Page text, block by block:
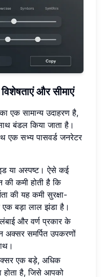
और सीमाएं
एक सामान्य उदाहरण है,
बंडल किया जाता है।
सभ्य पासवर्ड जनरेटर
या अस्पष्ट। ऐसे कई
कमी होती है कि
की यह कमी सुरक्षा-
बड़ा लाल झंडा है।
और वर्ण प्रकार के
समर्पित उपकरणों
एक बड़े, अधिक
होता है, जिसे आपको